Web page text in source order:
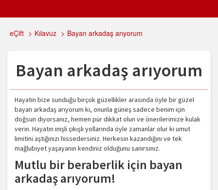
eÇift > Kılavuz > Bayan arkadaş arıyorum
Bayan arkadaş arıyorum
Hayatın bize sunduğu birçok güzellikler arasında öyle bir güzel
bayan arkadaş arıyorum ki, onunla güneş sadece benim için
doğsun diyorsanız, hemen pür dikkat olun ve önerilerimize kulak
verin. Hayatın inişli çıkışlı yollarında öyle zamanlar olur ki umut
limitini aştığınızı hissedersiniz. Herkesin kazandığını ve tek
mağlubiyet yaşayanın kendiniz olduğunu sanırsınız.
Mutlu bir beraberlik için bayan
arkadaş arıyorum!